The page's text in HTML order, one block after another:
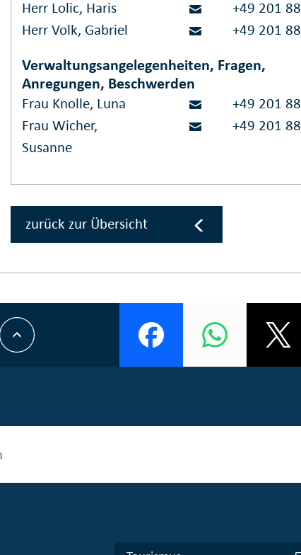
Herr Lolic, Haris
+49 201
Herr Volk, Gabriel
+49 201
Verwaltungsangelegenheiten, Fragen,
Anregungen, Beschwerden
Frau Knolle, Luna
+49 201
Frau Wicher,
Susanne
+49 201
zurück zur Übersicht